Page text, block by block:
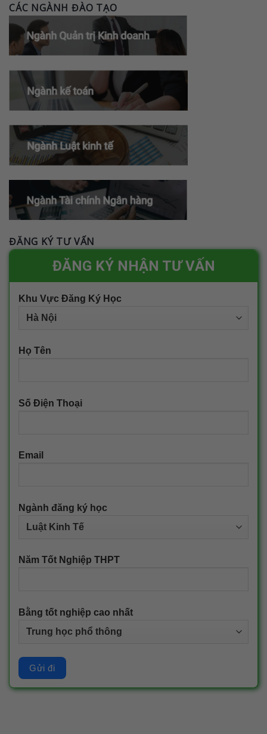
CÁC NGÀNH ĐÀO TẠO
ĐĂNG KÝ TƯ VẤN
ĐĂNG KÝ NHẬN TƯ VẤN
Khu Vực Đăng Ký Học
Họ Tên
Số Điện Thoại
Email
Ngành đăng ký học
Năm Tốt Nghiệp THPT
Bằng tốt nghiệp cao nhất